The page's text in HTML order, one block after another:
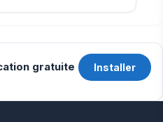
gratuite Installer